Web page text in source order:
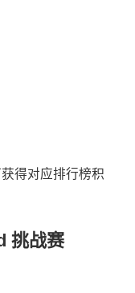
得对应排行榜积
挑战赛